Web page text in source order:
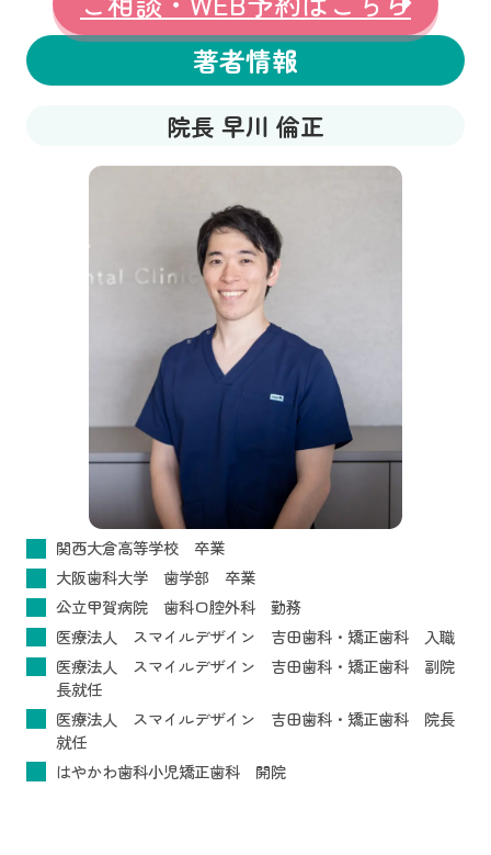
著者情報
院長 早川 倫正
関西大倉高等学校 卒業
大阪歯科大学 歯学部 卒業
公立甲賀病院 歯科口腔外科 勤務
医療法人 スマイルデザイン 吉田歯科・矯正歯科 入職
医療法人 スマイルデザイン 吉田歯科・矯正歯科 副院
長就任
医療法人 スマイルデザイン 吉田歯科・矯正歯科 院長
就任
はやかわ歯科小児矯正歯科 開院